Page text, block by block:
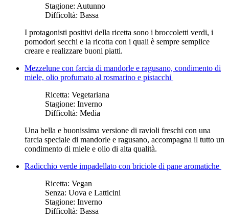
Stagione: Autunno
Difficoltà: Bassa
I protagonisti positivi della ricetta sono i broccoletti verdi, i
pomodori secchi e la ricotta con i quali è sempre semplice
creare e realizzare buoni piatti.
Mezzelune con farcia di mandorle e ragusano, condimento di
miele, olio profumato al rosmarino e pistacchi
Ricetta: Vegetariana
Stagione: Inverno
Difficoltà: Media
Una bella e buonissima versione di ravioli freschi con una
farcia speciale di mandorle e ragusano, accompagna il tutto un
condimento di miele e olio di alta qualità.
Radicchio verde impadellato con briciole di pane aromatiche
Ricetta: Vegan
Senza: Uova e Latticini
Stagione: Inverno
Difficoltà: Bassa